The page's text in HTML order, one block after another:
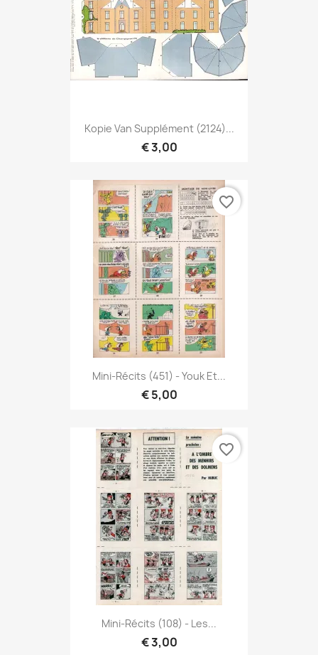
Kopie Van Supplément (2124)...
€ 3,00
Mini-Récits (451) - Youk Et...
€ 5,00
favorite_border
Mini-Récits (108) - Les...
€ 3,00
favorite_border